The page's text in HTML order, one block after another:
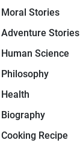
Moral Stories
Adventure Stories
Human Science
Philosophy
Health
Biography
Cooking Recipe